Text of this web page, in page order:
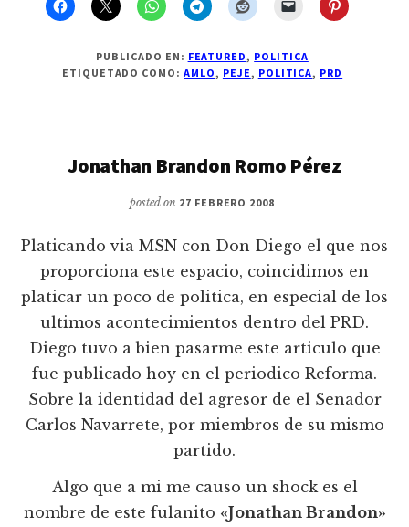
PUBLICADO EN: FEATURED , POLITICA
ETIQUETADO COMO:AMLO , PEJE , POLITICA, PRD
Jonathan Brandon Romo Pérez
posted on 27 FEBRERO 2008
Platicando via MSN con Don Diego el que nos
proporciona este espacio, coincidimos en
platicar un poco de politica, en especial de los
ultimos acontecimientos dentro del PRD.
Diego tuvo a bien pasarme este articulo que
fue publicado hoy en el periodico Reforma.
Sobre la identidad del agresor de el Senador
Carlos Navarrete, por miembros de su mismo
partido.
Algo que a mi me causo un shock es el
nombre de este fulanito «Jonathan Brandon»